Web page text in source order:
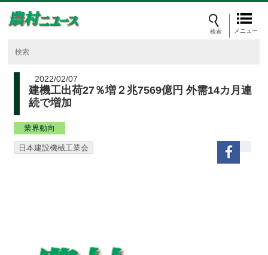
メニュー
2022/02/07
建機工出荷27％増２兆7569億円 外需14カ月連
続で増加
業界動向
日本建設機械工業会